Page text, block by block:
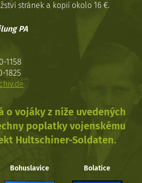
stránek a kopií okolo 16 €.
PA
1158
1825
o vojáky z níže uvedených
poplatky vojenskému
Hultschiner-Soldaten.
Bohuslavice Bolatice